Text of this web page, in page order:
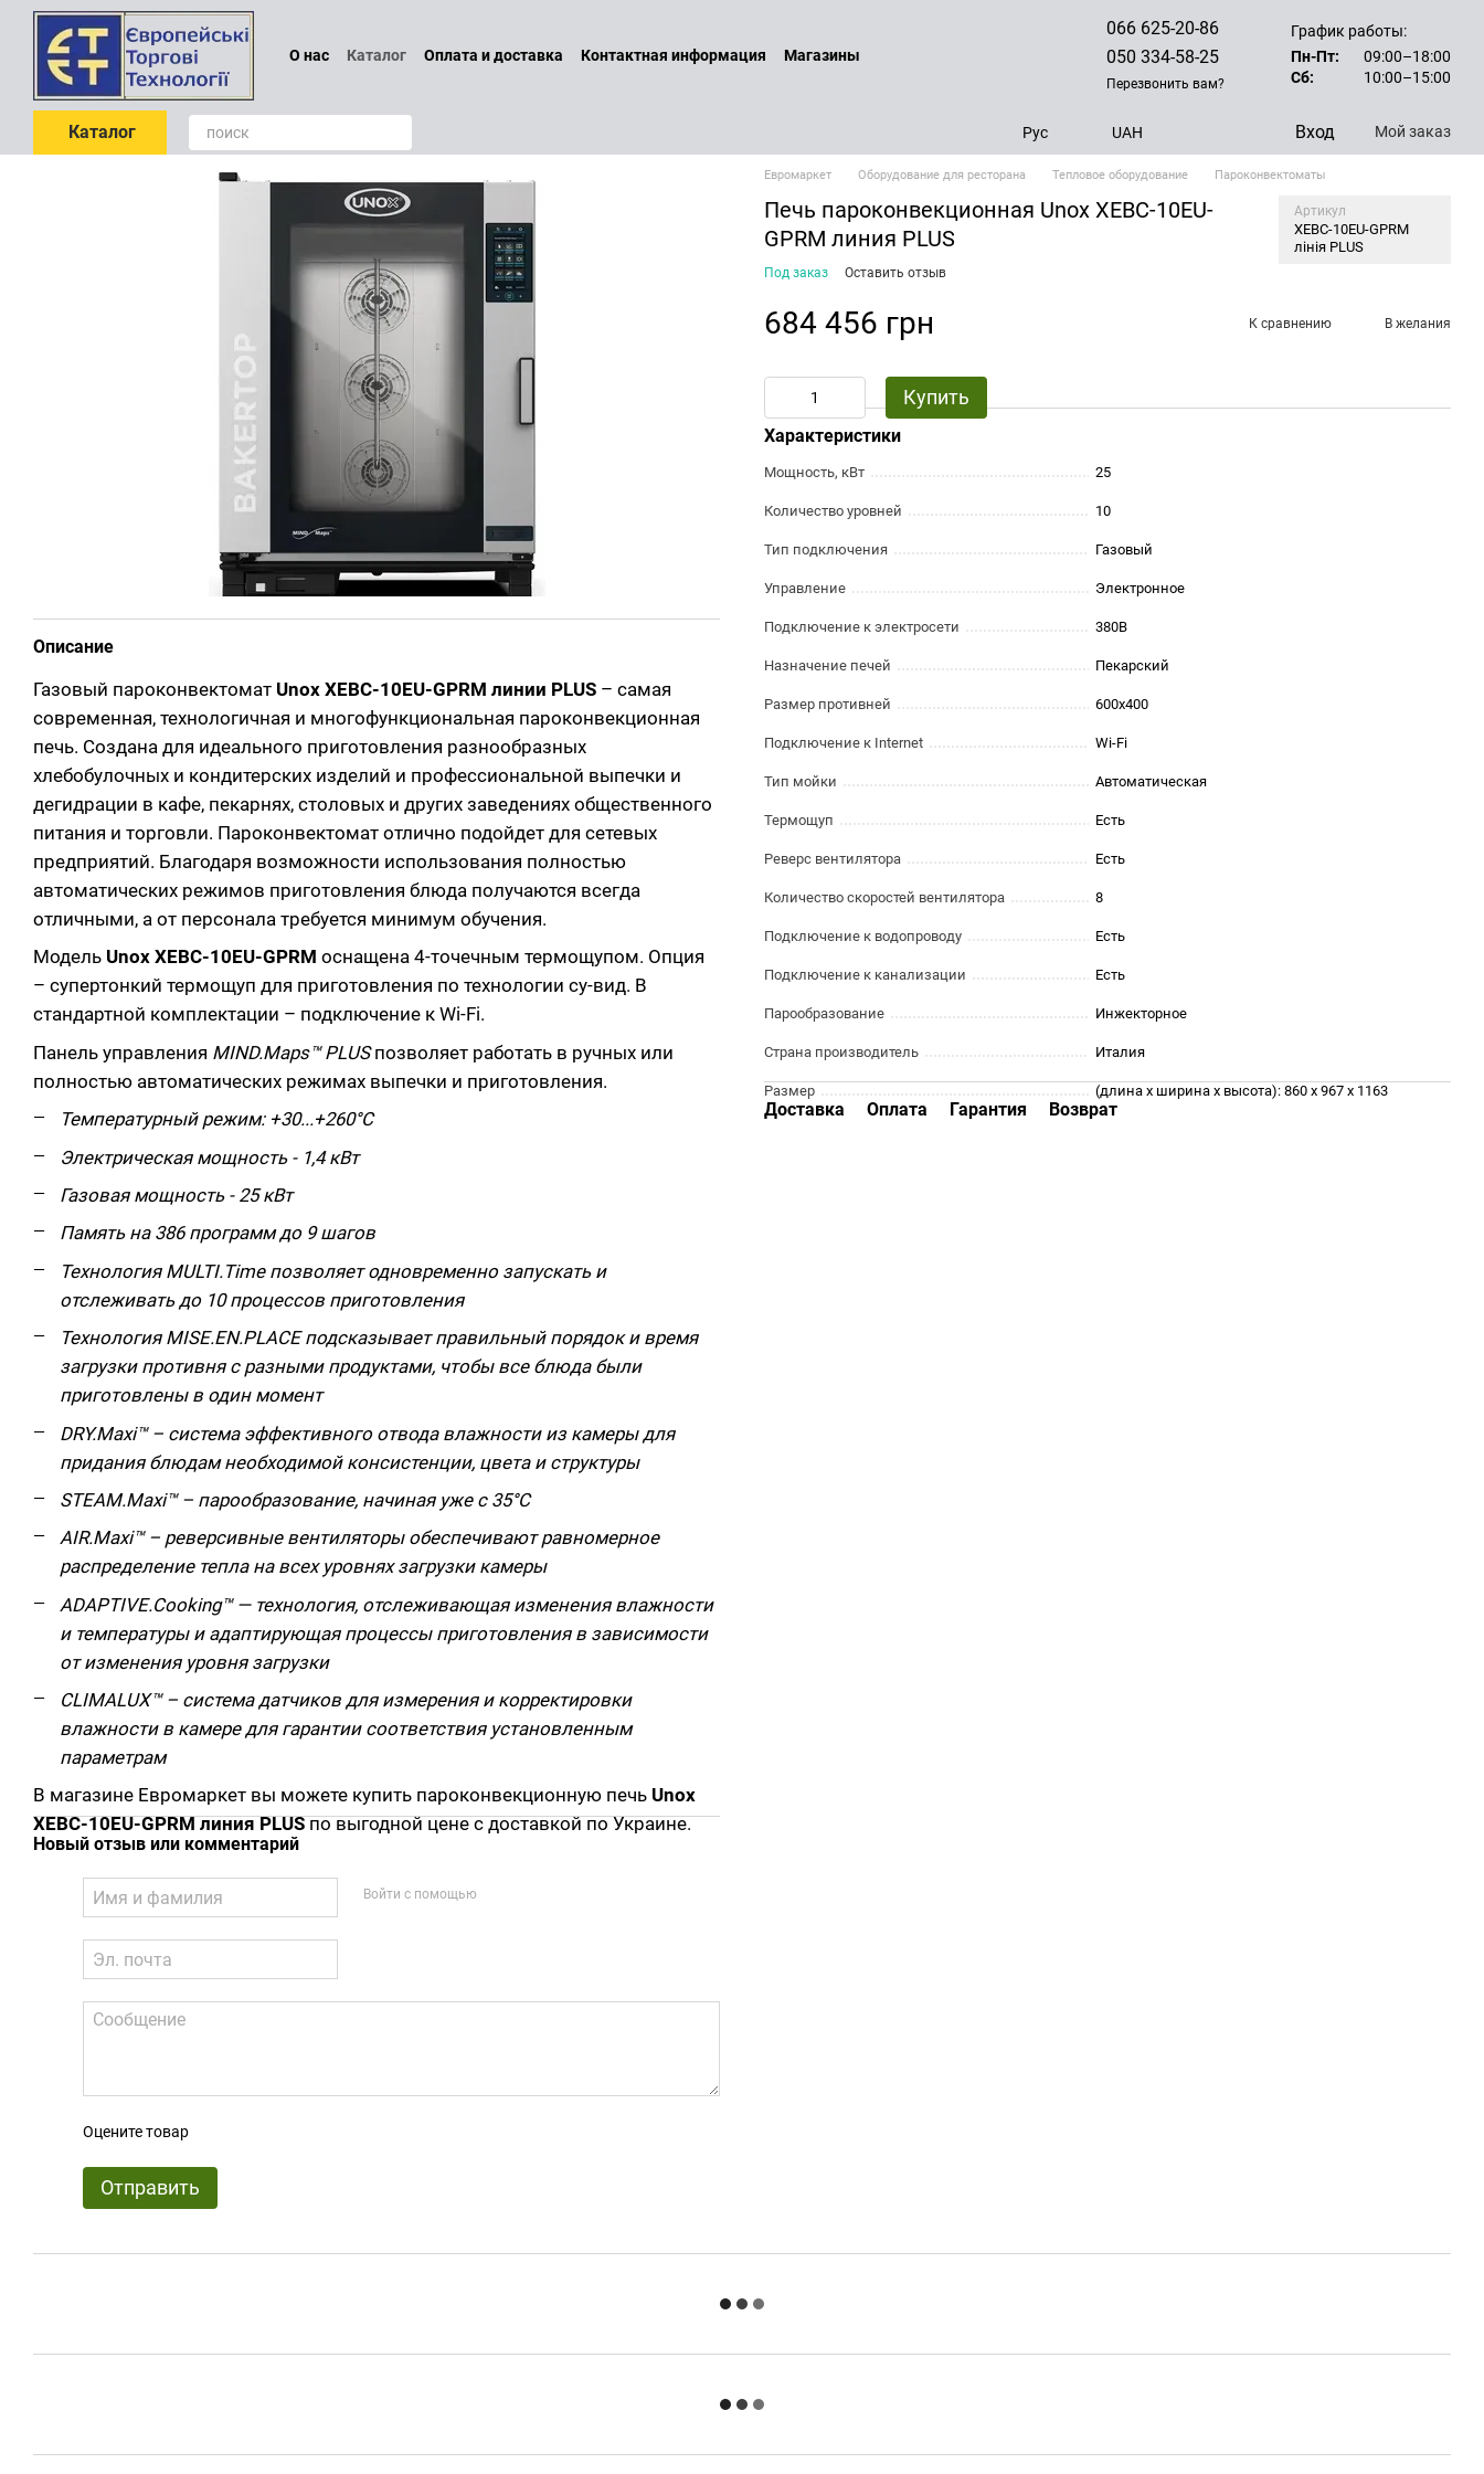
Перейти к основному контенту
О нас Каталог Оплата и доставка Контактная информация
Магазины
066 625-20-86
050 334-58-25
Перезвонить вам?
График работы:
Пн-Пт:
09:00–18:00
Сб:
10:00–15:00
Каталог Рус UAH Вход Мой заказ
Описание
Газовый пароконвектомат Unox XEBC-10EU-GPRM линии PLUS – самая
современная, технологичная и многофункциональная пароконвекционная
печь. Создана для идеального приготовления разнообразных
хлебобулочных и кондитерских изделий и профессиональной выпечки и
дегидрации в кафе, пекарнях, столовых и других заведениях общественного
питания и торговли. Пароконвектомат отлично подойдет для сетевых
предприятий. Благодаря возможности использования полностью
автоматических режимов приготовления блюда получаются всегда
отличными, а от персонала требуется минимум обучения.
Модель Unox XEBC-10EU-GPRM оснащена 4-точечным термощупом. Опция
– супертонкий термощуп для приготовления по технологии су-вид. В
стандартной комплектации – подключение к Wi-Fi.
Панель управления MIND.Maps™ PLUSпозволяет работать в ручных или
полностью автоматических режимах выпечки и приготовления.
Температурный режим: +30...+260°C
Электрическая мощность - 1,4 кВт
Газовая мощность - 25 кВт
Память на 386 программ до 9 шагов
Технология MULTI.Time позволяет одновременно запускать и
отслеживать до 10 процессов приготовления
Технология MISE.EN.PLACE подсказывает правильный порядок и время
загрузки противня с разными продуктами, чтобы все блюда были
приготовлены в один момент
DRY.Maxi™ – система эффективного отвода влажности из камеры для
придания блюдам необходимой консистенции, цвета и структуры
STEAM.Maxi™ – парообразование, начиная уже с 35°C
AIR.Maxi™ – реверсивные вентиляторы обеспечивают равномерное
распределение тепла на всех уровнях загрузки камеры
ADAPTIVE.Cooking™ — технология, отслеживающая изменения влажности
и температуры и адаптирующая процессы приготовления в зависимости
от изменения уровня загрузки
CLIMALUX™ – система датчиков для измерения и корректировки
влажности в камере для гарантии соответствия установленным
параметрам
В магазине Евромаркет вы можете купить пароконвекционную печь Unox
XEBC-10EU-GPRM линия PLUSпо выгодной цене с доставкой по Украине.
Новый отзыв или комментарий
Войти с помощью
Оцените товар
Отправить
Евромаркет Оборудование для ресторана Тепловое оборудование Пароконвектоматы
Печь пароконвекционная Unox XEBC-10EU-
GPRM линия PLUS
Артикул
XEBC-10EU-GPRM
лінія PLUS
Под заказ Оставить отзыв
684 456 грн К сравнению В желания
Купить
Характеристики
Мощность, кВт 25
Количество уровней 10
Тип подключения Газовый
Управление Электронное
Подключение к электросети 380В
Назначение печей Пекарский
Размер противней 600x400
Подключение к Internet Wi-Fi
Тип мойки Автоматическая
Термощуп Есть
Реверс вентилятора Есть
Количество скоростей вентилятора 8
Подключение к водопроводу Есть
Подключение к канализации Есть
Парообразование Инжекторное
Страна производитель Италия
Размер (длина х ширина х высота): 860 х 967 х 1163
Доставка Оплата Гарантия Возврат